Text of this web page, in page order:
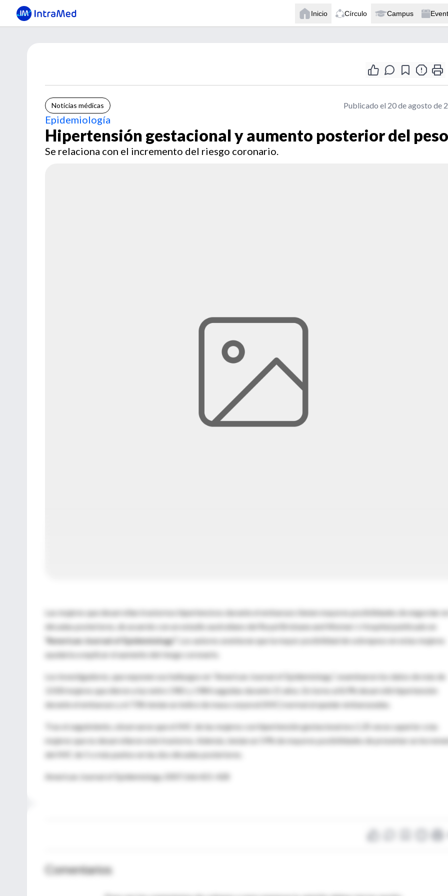
Inicio Círculo Campus
Noticias médicas Publicado el 20 de agosto de
Epidemiología
Hipertensión gestacional y aumento posterior del peso
Se relaciona con el incremento del riesgo coronario.
Las mujeres que desarrollan trastornos hipertensivos durante el embarazo tienen mayores posibilidades de engordar
décadas posteriores, de acuerdo con un estudio australiano del Royal Brisbane and Women´s Hospital publicado en
“American Journal of Epidemiology”.
Los autores aventuran que la mayor posibilidad de sobrepeso en estas mujeres
ayudaría a explicar el aumento del riesgo coronario.
Los investigadores, que exponen sus hallazgos en “American Journal of Epidemiology”, examinaron los datos de más de
3.500 mujeres que dieron a luz entre 1981 y 1984 seguidas durante 21 años. En torno al 8,9% desarrolló hipertensión
durante el embarazo y el 73% tenían un índice de masa corporal (IMC) normal al quedar embarazadas.
Tras el seguimiento, observaron que el IMC de las mujeres con hipertensión gestacional era 1,35 veces superior a las
mujeres que no desarrollaron este trastorno. Además, tenían un 59% de mayores posibilidades de presentar un
del IMC de 5 o más puntos en las dos décadas posteriores.
American Journal of Epidemiology 2007;166:421-428
Comentarios